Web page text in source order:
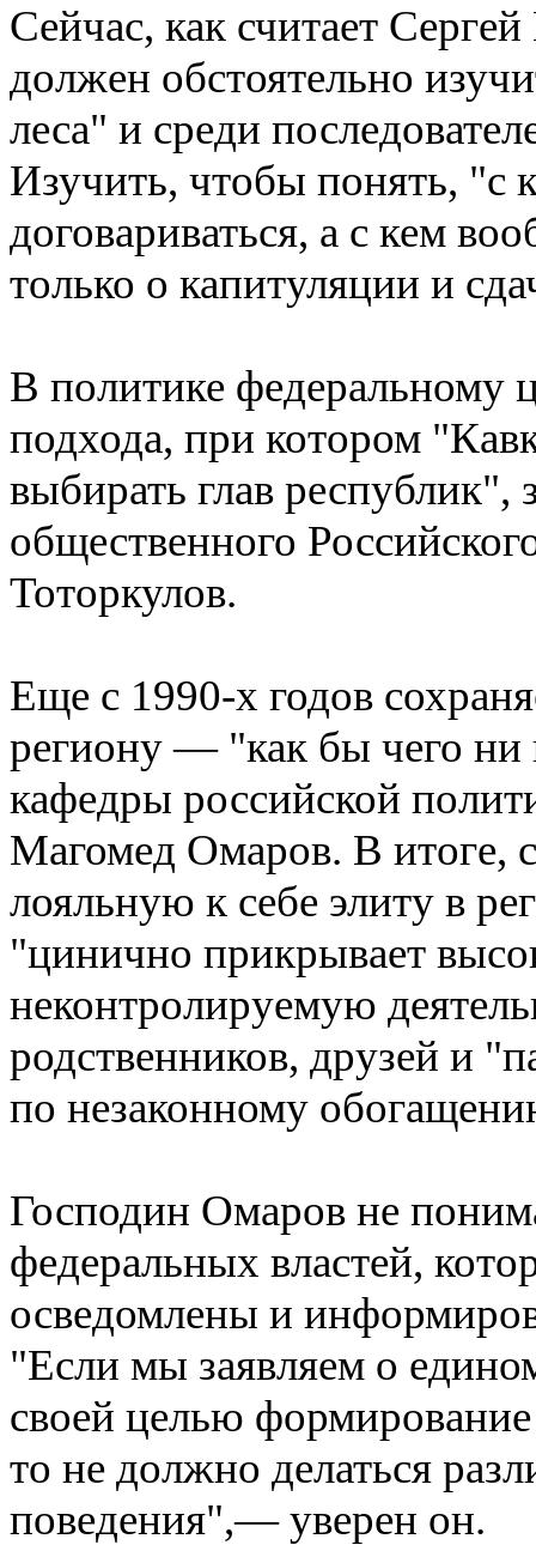
Сейчас, как считает
должен обстоятельно
леса" и среди
Изучить, чтобы понять, "с
договариваться, а с кем
только о капитуляции и
В политике федеральному
подхода, при котором
выбирать глав республик",
общественного
Тоторкулов.
Еще с 1990-х годов
региону — "как бы чего
кафедры российской
Магомед Омаров. В итоге,
лояльную к себе элиту в
"цинично прикрывает
неконтролируемую
родственников, друзей и
по незаконному
Господин Омаров не
федеральных властей,
осведомлены и
"Если мы заявляем о
своей целью
то не должно делаться
поведения",— уверен он.